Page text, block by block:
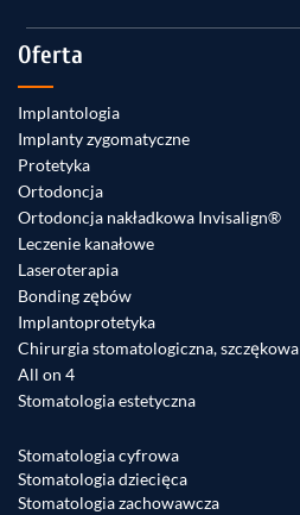
Oferta
Implantologia
Implanty zygomatyczne
Protetyka
Ortodoncja
Ortodoncja nakładkowa Invisalign®
Leczenie kanałowe
Laseroterapia
Bonding zębów
Implantoprotetyka
Chirurgia stomatologiczna, szczękowa
All on 4
Stomatologia estetyczna
Stomatologia cyfrowa
Stomatologia dziecięca
Stomatologia zachowawcza